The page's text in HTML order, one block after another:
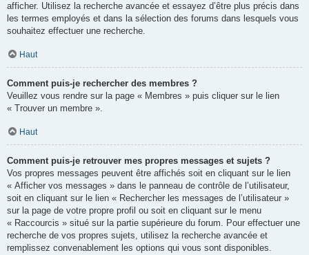
afficher. Utilisez la recherche avancée et essayez d’être plus précis dans
les termes employés et dans la sélection des forums dans lesquels vous
souhaitez effectuer une recherche.
Haut
Comment puis-je rechercher des membres ?
Veuillez vous rendre sur la page « Membres » puis cliquer sur le lien
« Trouver un membre ».
Haut
Comment puis-je retrouver mes propres messages et sujets ?
Vos propres messages peuvent être affichés soit en cliquant sur le lien
« Afficher vos messages » dans le panneau de contrôle de l’utilisateur,
soit en cliquant sur le lien « Rechercher les messages de l’utilisateur »
sur la page de votre propre profil ou soit en cliquant sur le menu
« Raccourcis » situé sur la partie supérieure du forum. Pour effectuer une
recherche de vos propres sujets, utilisez la recherche avancée et
remplissez convenablement les options qui vous sont disponibles.